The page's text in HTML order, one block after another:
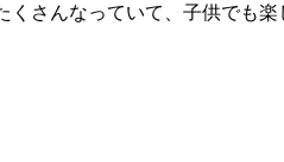
さんなっていて、子供でも